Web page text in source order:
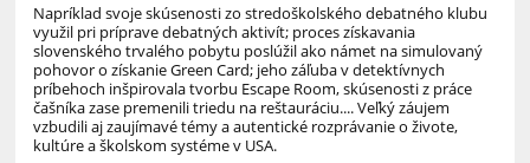
Napríklad svoje skúsenosti zo stredoškolského debatného klubu
využil pri príprave debatných aktivít; proces získavania
slovenského trvalého pobytu poslúžil ako námet na simulovaný
pohovor o získanieGreen Card; jeho záľuba v detektívnych
príbehoch inšpirovala tvorbu Escape Room,skúsenosti z práce
čašníka zase premenili triedu na reštauráciu....Veľký záujem
vzbudili aj zaujímavé témy a autentické rozprávanie o živote,
kultúre a školskom systéme v USA.